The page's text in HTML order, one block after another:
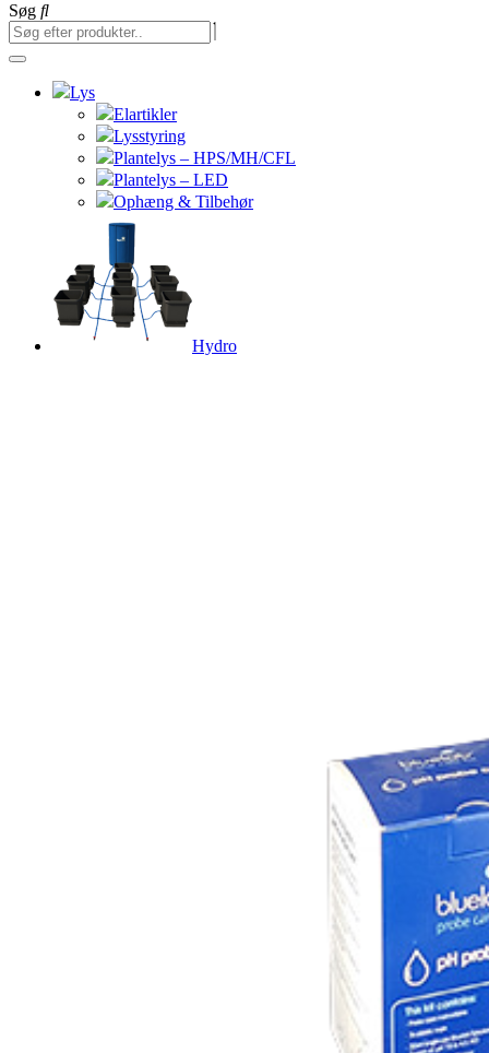
Søg
Lys
Elartikler
Lysstyring
Plantelys – HPS/MH/CFL
Plantelys – LED
Ophæng & Tilbehør
Hydro